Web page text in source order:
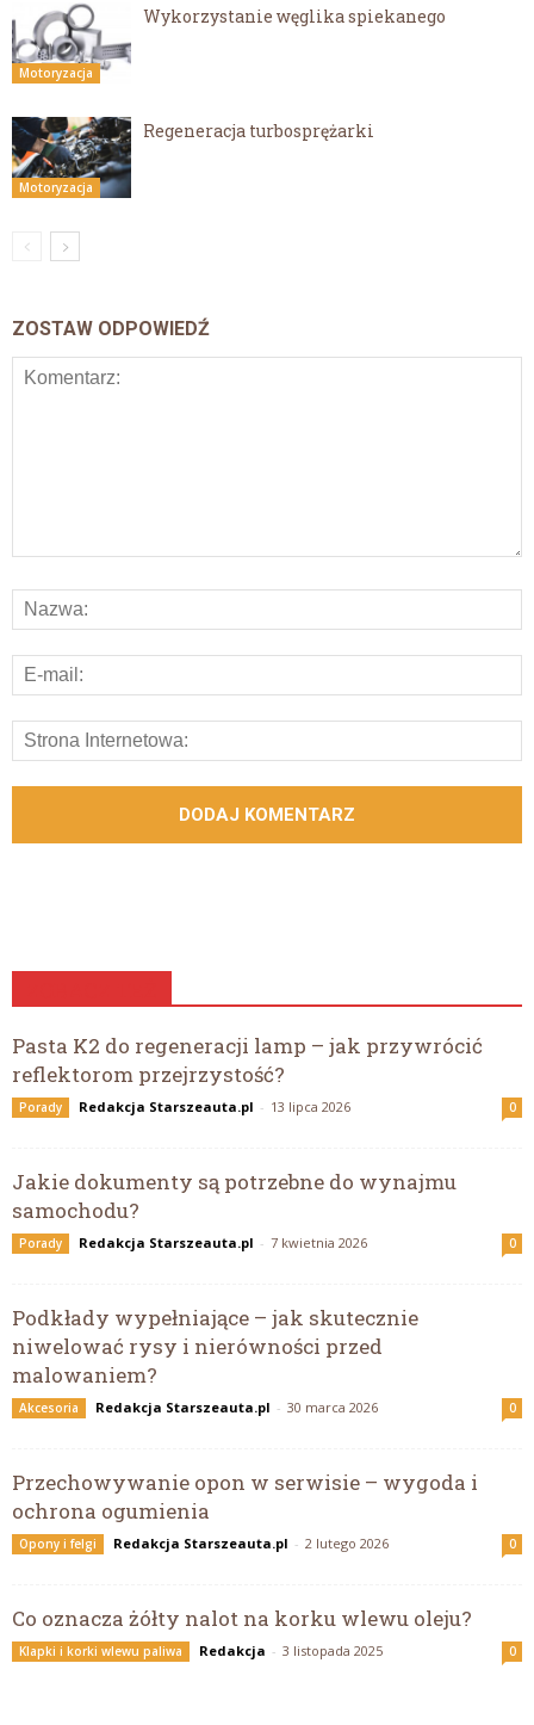
Motoryzacja
Wykorzystanie węglika spiekanego
Motoryzacja
Regeneracja turbosprężarki
ZOSTAW ODPOWIEDŹ
Pasta K2 do regeneracji lamp – jak przywrócić
reflektorom przejrzystość?
Porady Redakcja Starszeauta.pl - 13 lipca 2026 0
Jakie dokumenty są potrzebne do wynajmu
samochodu?
Porady Redakcja Starszeauta.pl - 7 kwietnia 2026 0
Podkłady wypełniające – jak skutecznie
niwelować rysy i nierówności przed
malowaniem?
Akcesoria Redakcja Starszeauta.pl - 30 marca 2026 0
Przechowywanie opon w serwisie – wygoda i
ochrona ogumienia
Opony i felgi Redakcja Starszeauta.pl - 2 lutego 2026 0
Co oznacza żółty nalot na korku wlewu oleju?
Klapki i korki wlewu paliwa Redakcja - 3 listopada 2025 0